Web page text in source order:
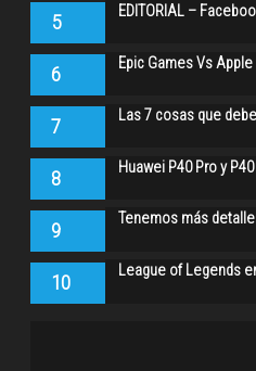
5 EDITORIAL –
6 Epic Games Vs
7 Las 7 cosas que
8 Huawei P40 Pro y
9 Tenemos más
10 League of Legends